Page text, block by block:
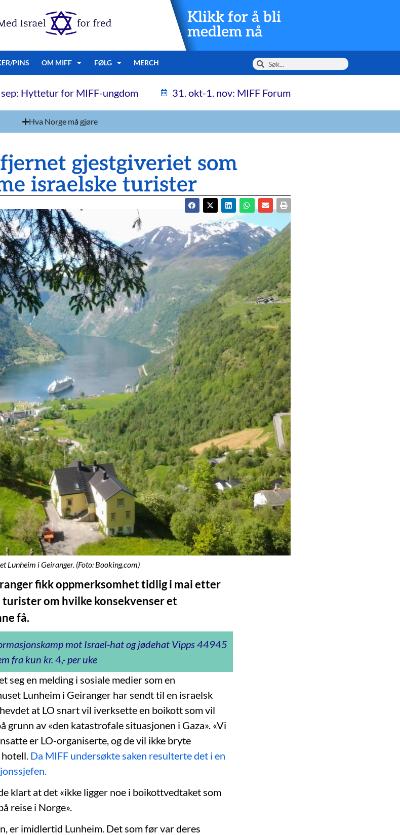
Klikk for å bli
medlem nå
PINS OM MIFF FØLG MERCH
sep: Hyttetur for MIFF-ungdom 31. okt-1. nov: MIFF Forum
Hva Norge må gjøre
gjestgiveriet som
israelske turister
Lunheim i Geiranger. (Foto: Booking.com)
fikk oppmerksomhet tidlig i mai etter
om hvilke konsekvenser et
få.
mot Israel-hat og jødehat Vipps 44945
fra kun kr. 4,- per uke
seg en melding i sosiale medier som en
Lunheim i Geiranger har sendt til en israelsk
at LO snart vil iverksette en boikott som vil
grunn av «den katastrofale situasjonen i Gaza». «Vi
er LO-organiserte, og de vil ikke bryte
hotell. Da MIFF undersøkte saken resulterte det i en
klart at det «ikke ligger noe i boikottvedtaket som
reise i Norge».
er imidlertid Lunheim. Det som før var deres